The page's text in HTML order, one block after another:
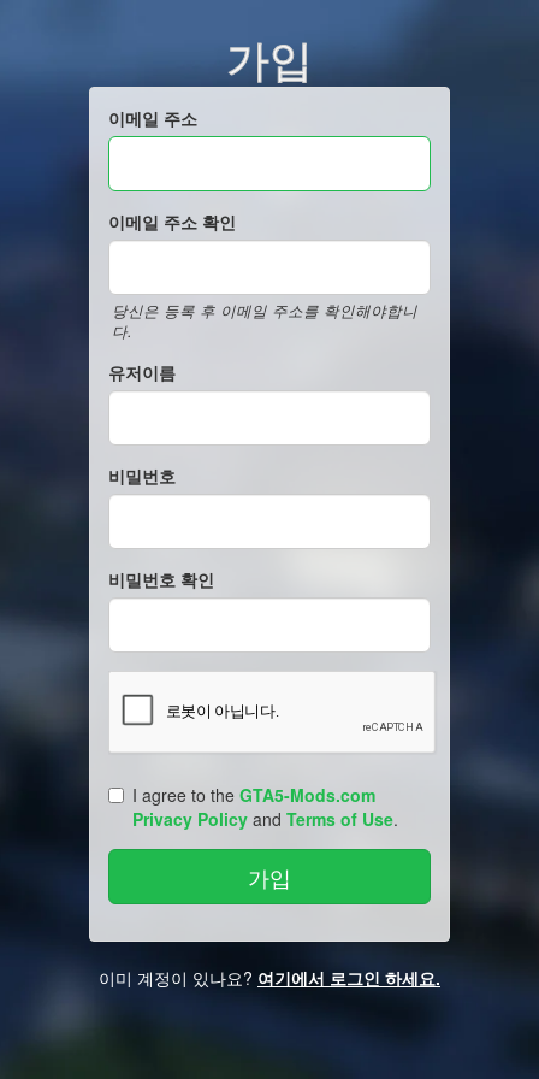
가입
이메일 주소
이메일 주소 확인
당신은 등록 후 이메일 주소를 확인해야합니
다.
유저이름
비밀번호
비밀번호 확인
I agree to the GTA5-Mods.com
Privacy Policy and Terms of Use.
이미 계정이 있나요? 여기에서 로그인 하세요.